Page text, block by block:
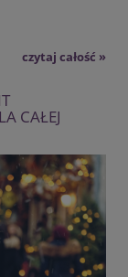
czytaj całość »
CAŁEJ